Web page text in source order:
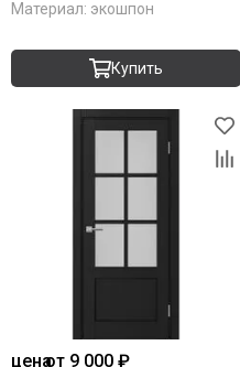
Материал: экошпон
Купить
ценаот 9 000 ₽